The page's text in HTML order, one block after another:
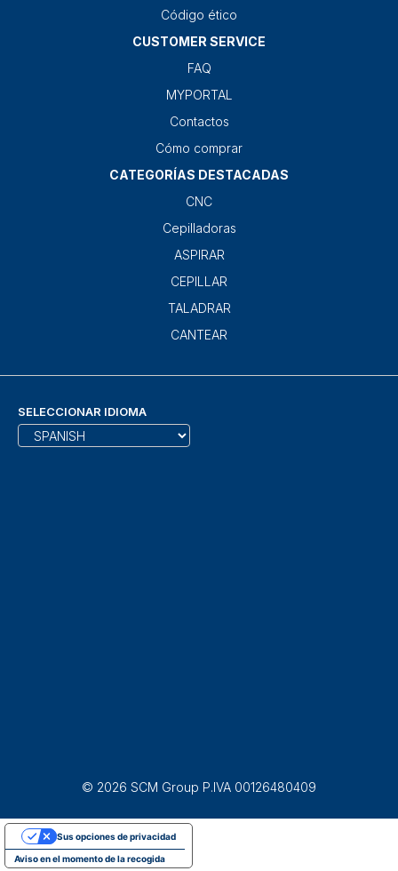
Código ético
CUSTOMER SERVICE
FAQ
MYPORTAL
Contactos
Cómo comprar
CATEGORÍAS DESTACADAS
CNC
Cepilladoras
ASPIRAR
CEPILLAR
TALADRAR
CANTEAR
SELECCIONAR IDIOMA
© 2026 SCM Group P.IVA 00126480409
Aviso en el momento de la recogida
Sus opciones de privacidad